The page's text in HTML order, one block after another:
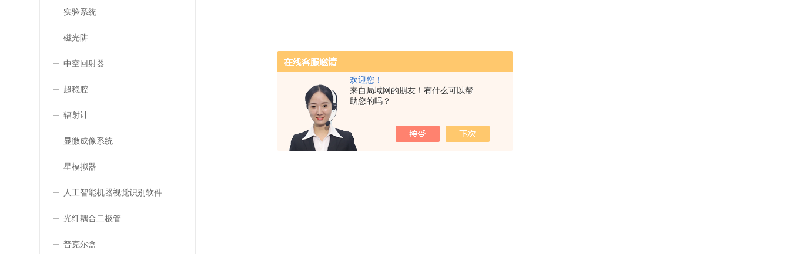
欢迎您！
来自局域网的朋友！有什么可以帮
助您的吗？
实验系统
磁光阱
中空回射器
超稳腔
辐射计
显微成像系统
星模拟器
人工智能机器视觉识别软件
光纤耦合二极管
普克尔盒